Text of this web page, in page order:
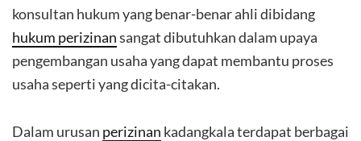
konsultan hukum yang benar-benar ahli dibidang
hukum perizinansangat dibutuhkan dalam upaya
pengembangan usaha yang dapat membantu proses
usaha seperti yang dicita-citakan.
Dalam urusan perizinan kadangkala terdapat berbagai